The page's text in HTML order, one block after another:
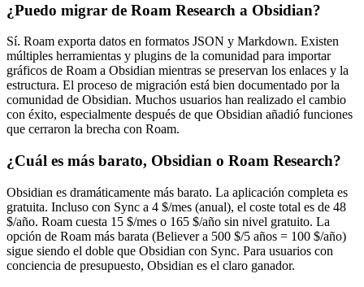
¿Puedo migrar de Roam Research a Obsidian?
Sí. Roam exporta datos en formatos JSON y Markdown. Existen
múltiples herramientas y plugins de la comunidad para importar
gráficos de Roam a Obsidian mientras se preservan los enlaces y la
estructura. El proceso de migración está bien documentado por la
comunidad de Obsidian. Muchos usuarios han realizado el cambio
con éxito, especialmente después de que Obsidian añadió funciones
que cerraron la brecha con Roam.
¿Cuál es más barato, Obsidian o Roam Research?
Obsidian es dramáticamente más barato. La aplicación completa es
gratuita. Incluso con Sync a 4 $/mes (anual), el coste total es de 48
$/año. Roam cuesta 15 $/mes o 165 $/año sin nivel gratuito. La
opción de Roam más barata (Believer a 500 $/5 años = 100 $/año)
sigue siendo el doble que Obsidian con Sync. Para usuarios con
conciencia de presupuesto, Obsidian es el claro ganador.